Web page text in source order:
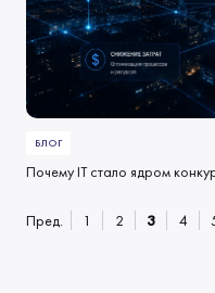
БЛОГ
Почему IT стало ядром
Пред. 1 2 3 4